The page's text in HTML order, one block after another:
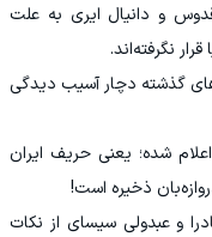
و دانیال ایری به علت
نگرفته‌اند.
گذشته دچار آسیب دیدگی
بازیکن اعلام شده؛ یعنی حریف ایران
ذخیره است!
و عبدولی سیسای از نکات